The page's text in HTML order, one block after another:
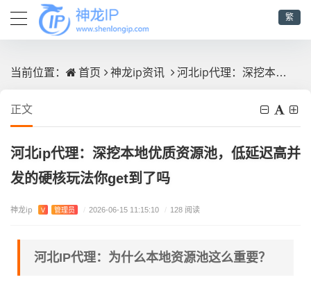
繁
当前位置： 首页 神龙ip资讯 河北ip代理：深挖本地优质资源池，低延迟高并发的硬核玩法你get到了吗
正文
河北ip代理：深挖本地优质资源池，低延迟高并
发的硬核玩法你get到了吗
神龙ip V 管理员 / 2026-06-15 11:15:10 / 128 阅读
河北IP代理：为什么本地资源池这么重要？